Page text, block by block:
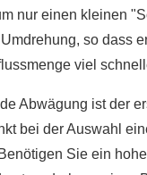
nur einen kleinen
so dass
viel
Abwägung ist der
bei der Auswahl
Sie ein